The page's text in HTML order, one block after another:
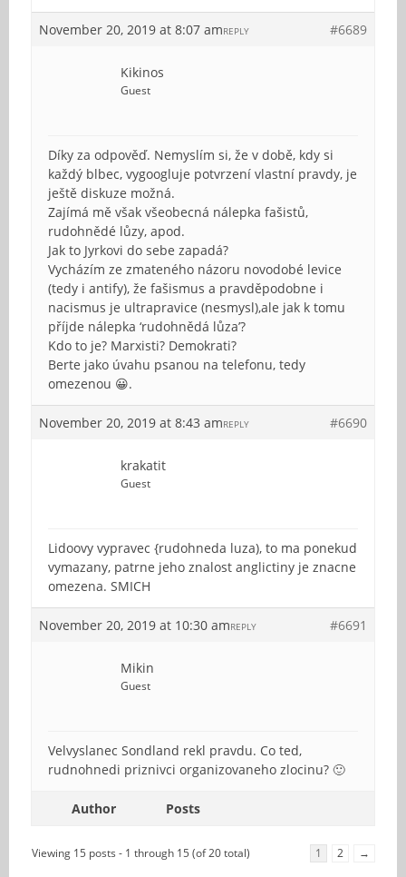
November 20, 2019 at 8:07 am #6689
REPLY
Kikinos
Guest
Díky za odpověď. Nemyslím si, že v době, kdy si
každý blbec, vygoogluje potvrzení vlastní pravdy, je
ještě diskuze možná.
Zajímá mě však všeobecná nálepka fašistů,
rudohnědé lůzy, apod.
Jak to Jyrkovi do sebe zapadá?
Vycházím ze zmateného názoru novodobé levice
(tedy i antify), že fašismus a pravděpodobne i
nacismus je ultrapravice (nesmysl),ale jak k tomu
příjde nálepka ‘rudohnědá lůza’?
Kdo to je? Marxisti? Demokrati?
Berte jako úvahu psanou na telefonu, tedy
omezenou 😀.
November 20, 2019 at 8:43 am #6690
REPLY
krakatit
Guest
Lidoovy vypravec {rudohneda luza), to ma ponekud
vymazany, patrne jeho znalost anglictiny je znacne
omezena. SMICH
November 20, 2019 at 10:30 am #6691
REPLY
Mikin
Guest
Velvyslanec Sondland rekl pravdu. Co ted,
rudnohnedi priznivci organizovaneho zlocinu? 🙂
Author Posts
Viewing 15 posts - 1 through 15 (of 20 total) 1 2 →